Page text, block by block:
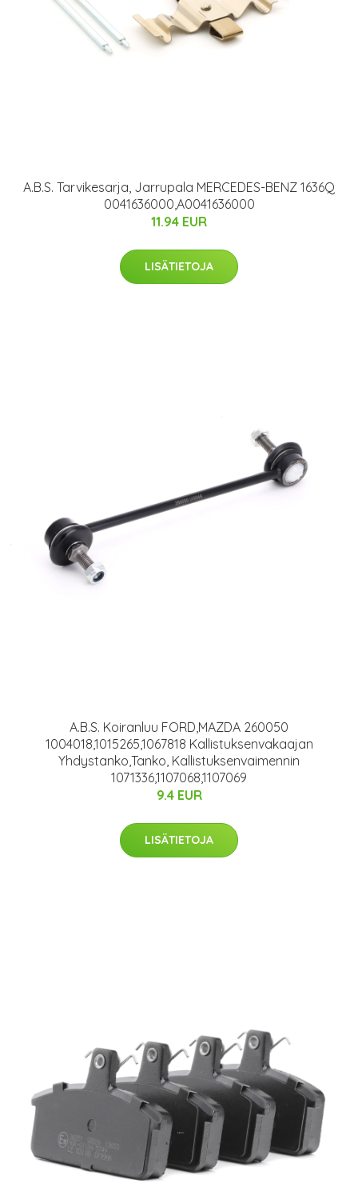
A.B.S. Tarvikesarja, Jarrupala MERCEDES-BENZ 1636Q
0041636000,A0041636000
11.94 EUR
LISÄTIETOJA
A.B.S. Koiranluu FORD,MAZDA 260050
1004018,1015265,1067818 Kallistuksenvakaajan
Yhdystanko,Tanko, Kallistuksenvaimennin
1071336,1107068,1107069
9.4 EUR
LISÄTIETOJA